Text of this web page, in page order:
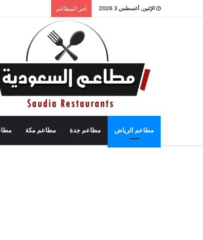
الإثنين, أغسطس 3 2026 آخر المطاعم
مطاعم الرياض مطاعم جدة مطاعم مكة